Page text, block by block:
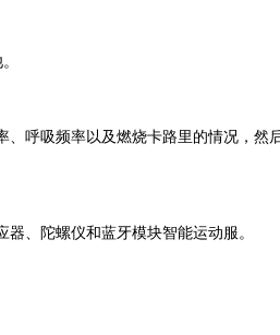
呼吸频率以及燃烧卡路里的情况，
、陀螺仪和蓝牙模块智能运动服。